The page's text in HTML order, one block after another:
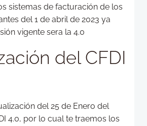
sistemas de facturación de los
del 1 de abril de 2023 ya
vigente sera la 4.0
del CFDI
del 25 de Enero del
4.0, por lo cual te traemos los